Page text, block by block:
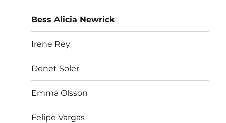
Bess Alicia Newrick
Irene Rey
Denet Soler
Emma Olsson
Felipe Vargas